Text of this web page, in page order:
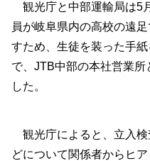
観光庁と中部運輸局は5
員が岐阜県内の高校の遠
すため、生徒を装った手
で、JTB中部の本社営業
した。
観光庁によると、立入検
どについて関係者からヒ